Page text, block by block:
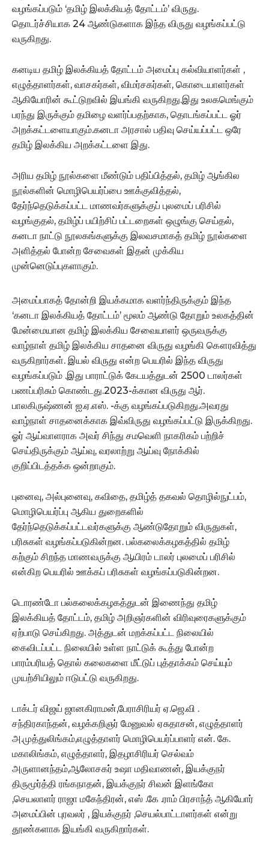
வழங்கப்படும் ‘தமிழ் இலக்கியத் தோட்டம்’ விருது.
தொடர்ச்சியாக 24 ஆண்டுகளாக இந்த விருது வழங்கப்பட்டு
வருகிறது.
கனடிய தமிழ் இலக்கியத் தோட்டம் அமைப்பு கல்வியாளர்கள் ,
எழுத்தாளர்கள், வாசகர்கள், விமர்சகர்கள், கொடையாளர்கள்
ஆகியோரின் கூட்டுறவில் இயங்கி வருகிறது.இது உலகமெங்கும்
பரந்து இருக்கும் தமிழை வளர்ப்பதற்காக, தொடங்கப்பட்ட ஓர்
அறக்கட்டளையாகும்.கனடா அரசால் பதிவு செய்யப்பட்ட ஒரே
தமிழ் இலக்கிய அறக்கட்டளை இது.
அரிய தமிழ் நூல்களை மீண்டும் பதிப்பித்தல், தமிழ் ஆங்கில
நூல்களின் மொழிபெயர்ப்பை ஊக்குவித்தல்,
தேர்ந்தெடுக்கப்பட்ட மாணவர்களுக்குப் புலமைப் பரிசில்
வழங்குதல், தமிழ்ப் பயிற்சிப் பட்டறைகள் ஒழுங்கு செய்தல்,
கனடா நாட்டு நூலகங்களுக்கு இலவசமாகத் தமிழ் நூல்களை
அளித்தல் போன்ற சேவைகள் இதன் முக்கிய
முன்னெடுப்புகளாகும்.
அமைப்பாகத் தோன்றி இயக்கமாக வளர்ந்திருக்கும் இந்த
‘கனடா இலக்கியத் தோட்டம்’ மூலம் ஆண்டு தோறும் உலகத்தின்
மேன்மையான தமிழ் இலக்கிய சேவையாளர் ஒருவருக்கு
வாழ்நாள் தமிழ் இலக்கிய சாதனை விருது வழங்கி கௌரவித்து
வருகிறார்கள். இயல் விருது என்ற பெயரில் இந்த விருது
வழங்கப்படும் .இது பாராட்டுக் கேடயத்துடன் 2500 டாலர்கள்
பணப்பரிசும் கொண்டது.2023-க்கான விருது ஆர்.
பாலகிருஷ்ணன் ஐ.ஏ.எஸ். -க்கு வழங்கப்படுகிறது.அவரது
வாழ்நாள் சாதனைக்காக இவ்விருது வழங்கப்பட்டு இருக்கிறது.
ஓர் ஆய்வாளராக அவர் சிந்து சமவெளி நாகரிகம் பற்றிச்
செய்திருக்கும் ஆய்வு, வரலாற்று ஆய்வு நோக்கில்
குறிப்பிடத்தக்க ஒன்றாகும்.
புனைவு, அல்புனைவு, கவிதை, தமிழ்த் தகவல் தொழில்நுட்பம்,
மொழிபெயர்ப்பு ஆகிய துறைகளில்
தேர்ந்தெடுக்கப்பட்டவர்களுக்கு ஆண்டுதோறும் விருதுகள்,
பரிசுகள் வழங்கப்படுகின்றன. பல்கலைக்கழகத்தில் தமிழ்
கற்கும் சிறந்த மாணவருக்கு ஆயிரம் டாலர் புலமைப் பரிசில்
என்கிற பெயரில் ஊக்கப் பரிசுகள் வழங்கப்படுகின்றன.
டொரண்டோ பல்கலைக்கழகத்துடன் இணைந்து தமிழ்
இலக்கியத் தோட்டம், தமிழ் அறிஞர்களின் விரிவுரைகளுக்கும்
ஏற்பாடு செய்கிறது. அத்துடன் மறக்கப்பட்ட நிலையில்
கைவிடப்பட்ட நிலையில் உள்ள நாட்டுக் கூத்து போன்ற
பாரம்பரியத் தொல் கலைகளை மீட்டுப் புத்தாக்கம் செய்யும்
முயற்சியிலும் ஈடுபட்டு வருகிறது.
டாக்டர் விஜய் ஜானகிராமன்,பேராசிரியர் ஏ.ஜெ.வி .
சந்திரகாந்தன், வழக்கறிஞர் மேனுவல் ஏசுதாசன், எழுத்தாளர்
அ.முத்துலிங்கம்,எழுத்தாளர் மொழிபெயர்ப்பாளர் என். கே.
மகாலிங்கம், எழுத்தாளர், இதழாசிரியர் செல்வம்
அருளானந்தம்,ஆலோசகர் உஷா மதிவாணன், இயக்குநர்
திருமூர்த்தி ரங்கநாதன், இயக்குநர் சிவன் இளங்கோ
,செயலாளர் ராஜா மகேந்திரன், எஸ் .கே .ராம் பிரசாந்த் ஆகியோர்
அமைப்பின் புரவலர் , இயக்குநர் ,செயல்பாட்டாளர்கள் என்று
தூண்களாக இயங்கி வருகிறார்கள்.